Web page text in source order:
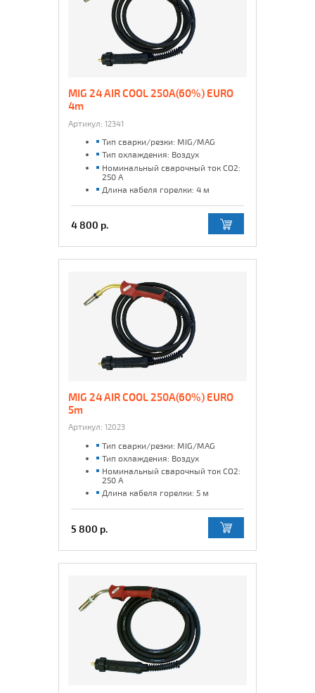
MIG 24 AIR COOL 250A(60%) EURO
4m
Артикул: 12341
Тип сварки/резки: MIG/MAG
Тип охлаждения: Воздух
Номинальный сварочный ток CO2:
250 А
Длина кабеля горелки: 4 м
4 800 р.
MIG 24 AIR COOL 250A(60%) EURO
5m
Артикул: 12023
Тип сварки/резки: MIG/MAG
Тип охлаждения: Воздух
Номинальный сварочный ток CO2:
250 А
Длина кабеля горелки: 5 м
5 800 р.